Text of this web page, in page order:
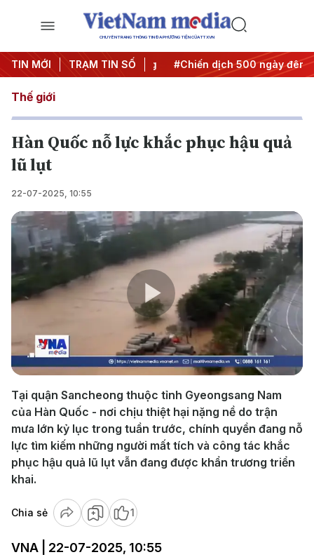
CHUYÊN TRANG THÔNG TIN ĐA PHƯƠNG TIỆN CỦA TTXVN
TIN MỚI TRẠM TIN SỐ
quyết thành hành động #Chiến dịch 500 ngày đêm
Thế giới
Hàn Quốc nỗ lực khắc phục hậu quả
lũ lụt
22-07-2025, 10:55
Play
Video
Tại quận Sancheong thuộc tỉnh Gyeongsang Nam
của Hàn Quốc - nơi chịu thiệt hại nặng nề do trận
mưa lớn kỷ lục trong tuần trước, chính quyền đang nỗ
lực tìm kiếm những người mất tích và công tác khắc
phục hậu quả lũ lụt vẫn đang được khẩn trương triển
khai.
Chia sẻ 1
VNA | 22-07-2025, 10:55